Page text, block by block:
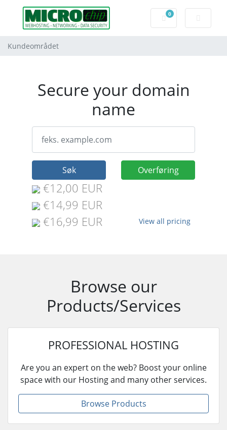
0
Handlevogn
Kundeområdet
Secure your domain
name
Søk Overføring
€12,00 EUR
€14,99 EUR
€16,99 EUR
View all pricing
Browse our
Products/Services
PROFESSIONAL HOSTING
Are you an expert on the web? Boost your online
space with our Hosting and many other services.
Browse Products